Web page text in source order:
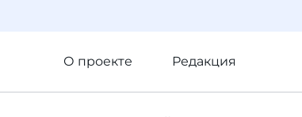
О проекте Редакция